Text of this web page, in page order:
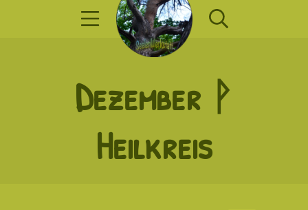
Mobile Menü
Dezember ᚹ
Heilkreis